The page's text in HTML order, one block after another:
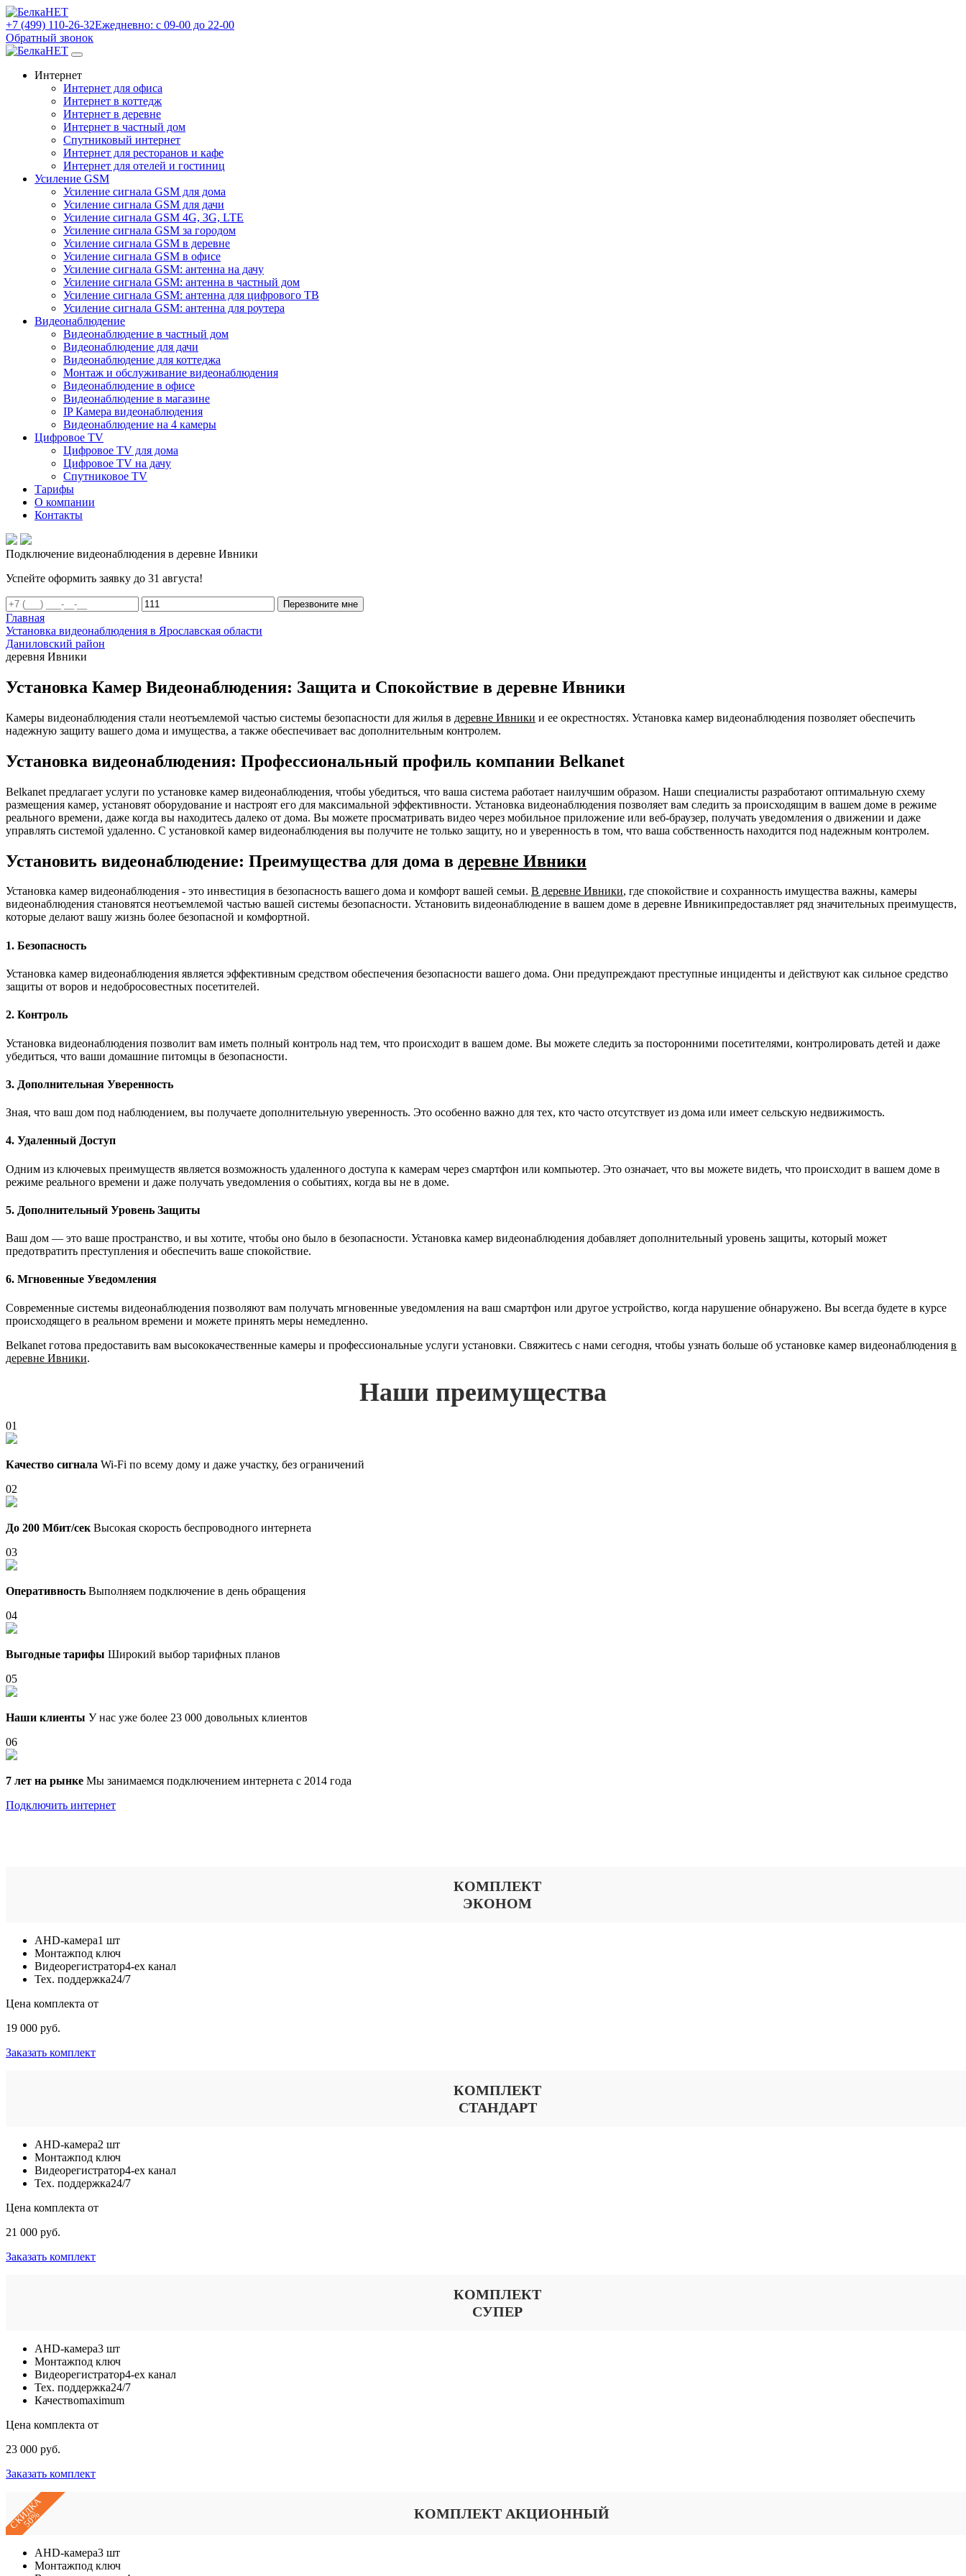
+7 (499) 110-26-32Ежедневно: с 09-00 до 22-00
Обратный звонок
Интернет
Интернет для офиса
Интернет в коттедж
Интернет в деревне
Интернет в частный дом
Спутниковый интернет
Интернет для ресторанов и кафе
Интернет для отелей и гостиниц
Усиление GSM
Усиление сигнала GSM для дома
Усиление сигнала GSM для дачи
Усиление сигнала GSM 4G, 3G, LTE
Усиление сигнала GSM за городом
Усиление сигнала GSM в деревне
Усиление сигнала GSM в офисе
Усиление сигнала GSM: антенна на дачу
Усиление сигнала GSM: антенна в частный дом
Усиление сигнала GSM: антенна для цифрового ТВ
Усиление сигнала GSM: антенна для роутера
Видеонаблюдение
Видеонаблюдение в частный дом
Видеонаблюдение для дачи
Видеонаблюдение для коттеджа
Монтаж и обслуживание видеонаблюдения
Видеонаблюдение в офисе
Видеонаблюдение в магазине
IP Камера видеонаблюдения
Видеонаблюдение на 4 камеры
Цифровое TV
Цифровое TV для дома
Цифровое TV на дачу
Спутниковое TV
Тарифы
О компании
Контакты
Подключение видеонаблюдения в деревне Ивники
Успейте оформить заявку до 31 августа!
Перезвоните мне
Главная
Установка видеонаблюдения в Ярославская области
Даниловский район
деревня Ивники
Установка Камер Видеонаблюдения: Защита и Спокойствие в деревне Ивники
Камеры видеонаблюдения стали неотъемлемой частью системы безопасности для жилья в деревне Ивники и ее окрестностях. Установка камер видеонаблюдения позволяет обеспечить
надежную защиту вашего дома и имущества, а также обеспечивает вас дополнительным контролем.
Установка видеонаблюдения: Профессиональный профиль компании Belkanet
Belkanet предлагает услуги по установке камер видеонаблюдения, чтобы убедиться, что ваша система работает наилучшим образом. Наши специалисты разработают оптимальную схему
размещения камер, установят оборудование и настроят его для максимальной эффективности. Установка видеонаблюдения позволяет вам следить за происходящим в вашем доме в режиме
реального времени, даже когда вы находитесь далеко от дома. Вы можете просматривать видео через мобильное приложение или веб-браузер, получать уведомления о движении и даже
управлять системой удаленно. С установкой камер видеонаблюдения вы получите не только защиту, но и уверенность в том, что ваша собственность находится под надежным контролем.
Установить видеонаблюдение: Преимущества для дома в деревне Ивники
Установка камер видеонаблюдения - это инвестиция в безопасность вашего дома и комфорт вашей семьи. В деревне Ивники, где спокойствие и сохранность имущества важны, камеры
видеонаблюдения становятся неотъемлемой частью вашей системы безопасности. Установить видеонаблюдение в вашем доме в деревне Ивникипредоставляет ряд значительных преимуществ,
которые делают вашу жизнь более безопасной и комфортной.
1. Безопасность
Установка камер видеонаблюдения является эффективным средством обеспечения безопасности вашего дома. Они предупреждают преступные инциденты и действуют как сильное средство
защиты от воров и недобросовестных посетителей.
2. Контроль
Установка видеонаблюдения позволит вам иметь полный контроль над тем, что происходит в вашем доме. Вы можете следить за посторонними посетителями, контролировать детей и даже
убедиться, что ваши домашние питомцы в безопасности.
3. Дополнительная Уверенность
Зная, что ваш дом под наблюдением, вы получаете дополнительную уверенность. Это особенно важно для тех, кто часто отсутствует из дома или имеет сельскую недвижимость.
4. Удаленный Доступ
Одним из ключевых преимуществ является возможность удаленного доступа к камерам через смартфон или компьютер. Это означает, что вы можете видеть, что происходит в вашем доме в
режиме реального времени и даже получать уведомления о событиях, когда вы не в доме.
5. Дополнительный Уровень Защиты
Ваш дом — это ваше пространство, и вы хотите, чтобы оно было в безопасности. Установка камер видеонаблюдения добавляет дополнительный уровень защиты, который может
предотвратить преступления и обеспечить ваше спокойствие.
6. Мгновенные Уведомления
Современные системы видеонаблюдения позволяют вам получать мгновенные уведомления на ваш смартфон или другое устройство, когда нарушение обнаружено. Вы всегда будете в курсе
происходящего в реальном времени и можете принять меры немедленно.
Belkanet готова предоставить вам высококачественные камеры и профессиональные услуги установки. Свяжитесь с нами сегодня, чтобы узнать больше об установке камер видеонаблюдения в
деревне Ивники.
Наши преимущества
01
Качество сигнала Wi-Fi по всему дому и даже участку, без ограничений
02
До 200 Мбит/сек Высокая скорость беспроводного интернета
03
Оперативность Выполняем подключение в день обращения
04
Выгодные тарифы Широкий выбор тарифных планов
05
Наши клиенты У нас уже более 23 000 довольных клиентов
06
7 лет на рынке Мы занимаемся подключением интернета с 2014 года
Подключить интернет
КОМПЛЕКТ
ЭКОНОМ
AHD-камера1 шт
Монтажпод ключ
Видеорегистратор4-ех канал
Тех. поддержка24/7
Цена комплекта от
19 000 руб.
Заказать комплект
КОМПЛЕКТ
СТАНДАРТ
AHD-камера2 шт
Монтажпод ключ
Видеорегистратор4-ех канал
Тех. поддержка24/7
Цена комплекта от
21 000 руб.
Заказать комплект
КОМПЛЕКТ
СУПЕР
AHD-камера3 шт
Монтажпод ключ
Видеорегистратор4-ех канал
Тех. поддержка24/7
Качествоmaximum
Цена комплекта от
23 000 руб.
Заказать комплект
СКИДКА
50% КОМПЛЕКТ АКЦИОННЫЙ
AHD-камера3 шт
Монтажпод ключ